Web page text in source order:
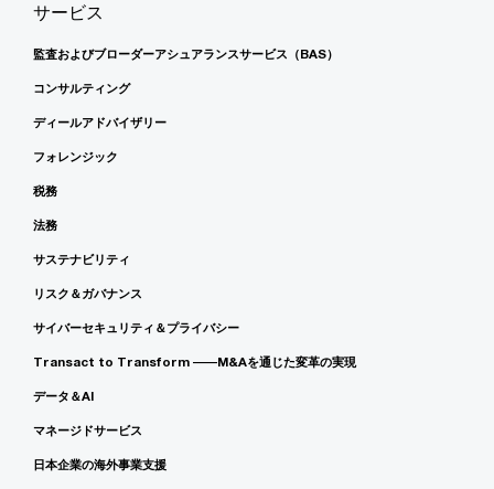
サービス
監査およびブローダーアシュアランスサービス（BAS）
コンサルティング
ディールアドバイザリー
フォレンジック
税務
法務
サステナビリティ
リスク＆ガバナンス
サイバーセキュリティ＆プライバシー
Transact to Transform ――M&Aを通じた変革の実現
データ＆AI
マネージドサービス
日本企業の海外事業支援